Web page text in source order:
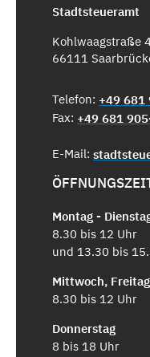
Stadtsteueramt
Kohlwaagstraße
66111
Telefon: +49 681
Fax: +49 681
E-Mail:
Montag -
8.30 bis 12 Uhr
und 13.30 bis
Mittwoch, Freitag
8.30 bis 12 Uhr
Donnerstag
8 bis 18 Uhr